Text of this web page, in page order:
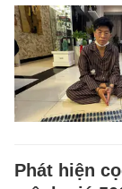
Phát hiện